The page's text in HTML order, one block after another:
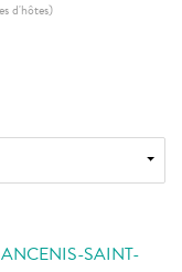
d'hôtes)
ANCENIS-SAINT-